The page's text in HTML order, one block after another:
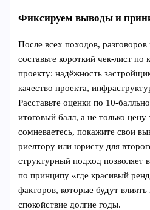
Фиксируем выводы и
После всех походов,
составьте короткий чек‑лист
проекту: надёжность
качество проекта,
Расставьте оценки по
итоговый балл, а не только
сомневаетесь, покажите свои
риелтору или юристу для
структурный подход позволяет
по принципу «где красивый
факторов, которые будут
спокойствие долгие годы.